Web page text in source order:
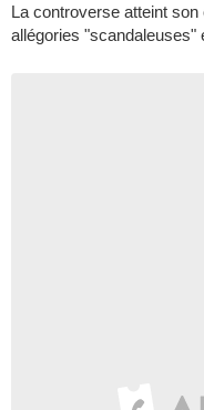
La controverse atteint
allégories "scandaleuses"